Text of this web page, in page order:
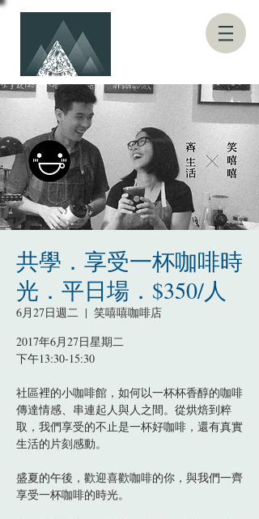
共學．享受一杯咖啡時
光．平日場．$350/人
6月27日週二
  |
笑嘻嘻咖啡店
2017年6月27日星期二
下午13:30-15:30
社區裡的小咖啡館，如何以一杯杯香醇的咖啡
傳達情感、串連起人與人之間。從烘焙到粹
取，我們享受的不止是一杯好咖啡，還有真實
生活的片刻感動。
盛夏的午後，歡迎喜歡咖啡的你，與我們一齊
享受一杯咖啡的時光。